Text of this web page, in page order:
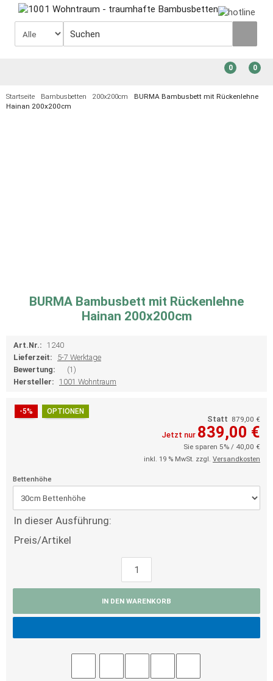
0
0
Startseite Bambusbetten 200x200cm
BURMA Bambusbett mit Rückenlehne
Hainan 200x200cm
BURMA Bambusbett mit Rückenlehne
Hainan 200x200cm
Art.Nr.: 1240
Lieferzeit:
5-7 Werktage
Bewertung:
(1)
Hersteller: 1001 Wohntraum
-5% OPTIONEN
Statt 879,00 €
Jetzt nur 839,00 €
Sie sparen 5% / 40,00 €
inkl. 19 % MwSt. zzgl. Versandkosten
Bettenhöhe
In dieser Ausführung:
Preis/Artikel
IN DEN WARENKORB